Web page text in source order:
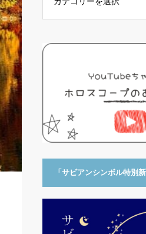
「サビアンシンボル特別